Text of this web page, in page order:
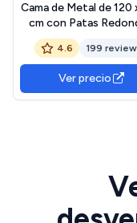
Cama de Metal de 120
cm con Patas
46 cm de Altura,
Cama con somier de
de Metal, Negro
4.6 199
Ver precio